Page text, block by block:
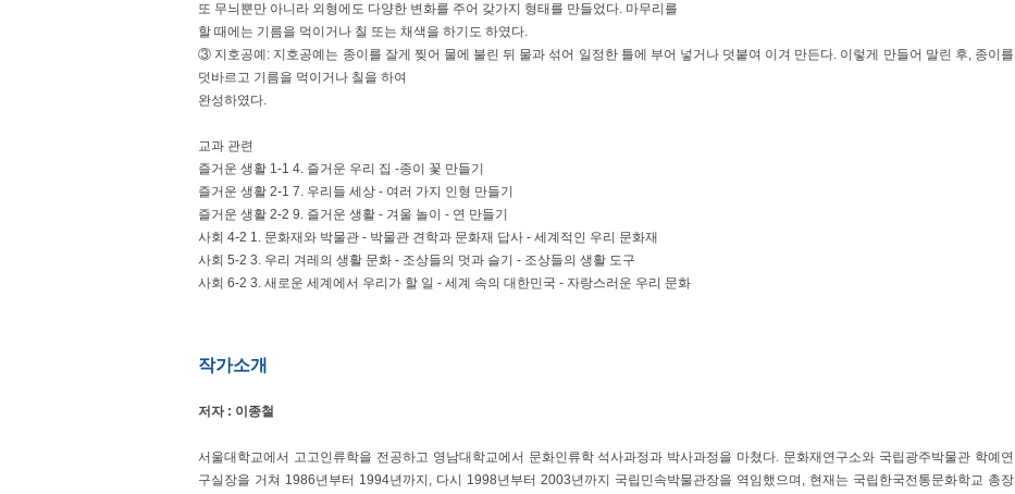
또 무늬뿐만 아니라 외형에도 다양한 변화를 주어 갖가지 형태를 만들었다. 마무리를
할 때에는 기름을 먹이거나 칠 또는 채색을 하기도 하였다.
③ 지호공예: 지호공예는 종이를 잘게 찢어 물에 불린 뒤 물과 섞어 일정한 틀에 부어 넣거나 덧붙여 이겨 만든다. 이렇게 만들어 말린 후, 종이를
덧바르고 기름을 먹이거나 칠을 하여
완성하였다.
교과 관련
즐거운 생활 1-1 4. 즐거운 우리 집 -종이 꽃 만들기
즐거운 생활 2-1 7. 우리들 세상 - 여러 가지 인형 만들기
즐거운 생활 2-2 9. 즐거운 생활 - 겨울 놀이 - 연 만들기
사회 4-2 1. 문화재와 박물관 - 박물관 견학과 문화재 답사 - 세계적인 우리 문화재
사회 5-2 3. 우리 겨레의 생활 문화 - 조상들의 멋과 슬기 - 조상들의 생활 도구
사회 6-2 3. 새로운 세계에서 우리가 할 일 - 세계 속의 대한민국 - 자랑스러운 우리 문화
작가소개
저자 : 이종철
서울대학교에서 고고인류학을 전공하고 영남대학교에서 문화인류학 석사과정과 박사과정을 마쳤다. 문화재연구소와 국립광주박물관 학예연
구실장을 거쳐 1986년부터 1994년까지, 다시 1998년부터 2003년까지 국립민속박물관장을 역임했으며, 현재는 국립한국전통문화학교 총장